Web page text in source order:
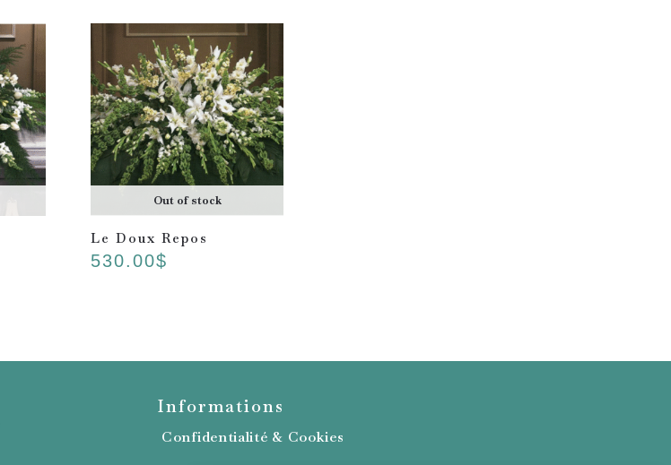
Out of stock
Le Doux Repos
530.00$
Informations
Confidentialité & Cookies